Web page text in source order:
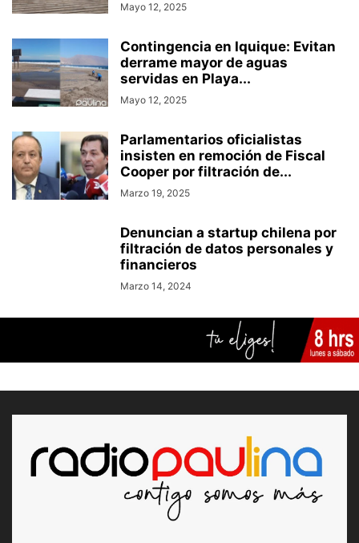
Mayo 12, 2025
Contingencia en Iquique: Evitan
derrame mayor de aguas
servidas en Playa...
Mayo 12, 2025
Parlamentarios oficialistas
insisten en remoción de Fiscal
Cooper por filtración de...
Marzo 19, 2025
Denuncian a startup chilena por
filtración de datos personales y
financieros
Marzo 14, 2024